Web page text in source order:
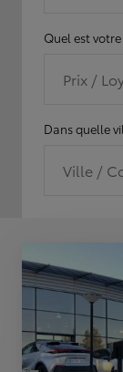
Quel est
Prix /
Dans quelle
Ville /